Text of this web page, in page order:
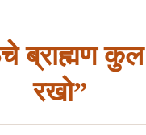
कुल
रखो”